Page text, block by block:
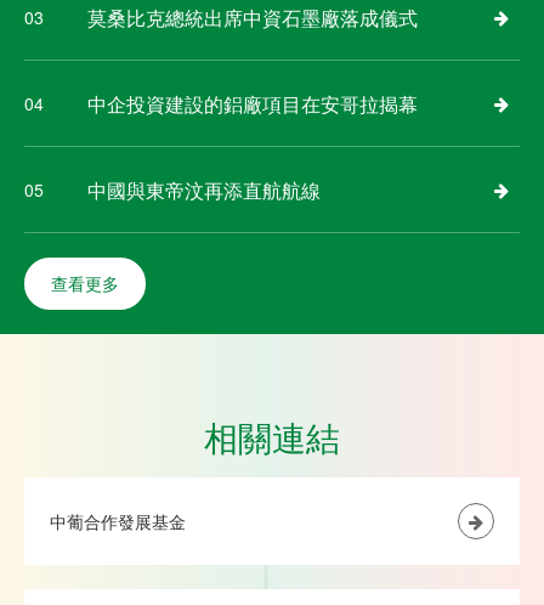
03 莫桑比克總統出席中資石墨廠落成儀式
04 中企投資建設的鋁廠項目在安哥拉揭幕
05 中國與東帝汶再添直航航線
查看更多
相關連結
中葡合作發展基金